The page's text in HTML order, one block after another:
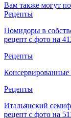
Вам также могут
Рецепты
Помидоры в
рецепт с фото на
Рецепты
Рецепты
Итальянский
рецепт с фото на